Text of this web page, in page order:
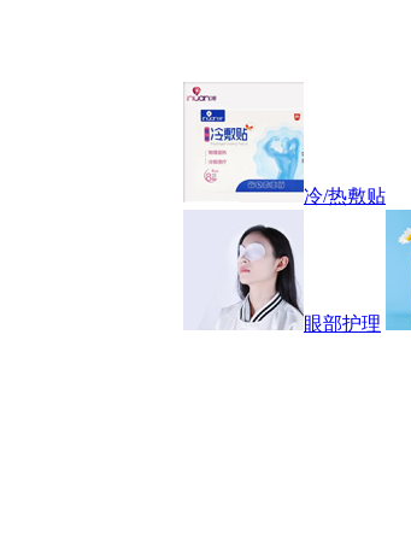
冷/热敷贴
眼部护理